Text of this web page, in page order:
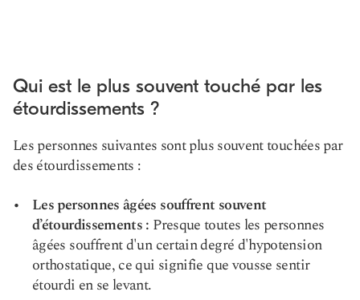
Qui est le plus souvent touché par les
étourdissements ?
Les personnes suivantes sont plus souvent touchées par
des étourdissements :
Les personnes âgées souffrent souvent
d’étourdissements : Presque toutes les personnes
âgées souffrent d'un certain degré d'hypotension
orthostatique, ce qui signifie que vousse sentir
étourdi en se levant.